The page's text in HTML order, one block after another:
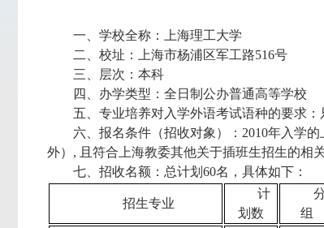
一、学校全称：上海理工大学
二、校址：上海市杨浦区军工路516号
三、层次：本科
四、办学类型：全日制公办普通高等学校
五、专业培养对入学外语考试语种的要求
六、报名条件（招收对象）：2010年入学
外）, 且符合上海教委其他关于插班生招生的相关
七、招收名额：总计划60名，具体如下：
招生专业
计
划数
组